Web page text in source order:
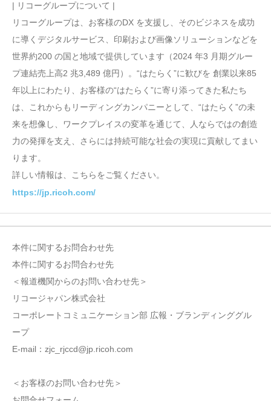
| リコーグループについて |
リコーグループは、お客様のDX を支援し、そのビジネスを成功
に導くデジタルサービス、印刷および画像ソリューションなどを
世界約200 の国と地域で提供しています（2024 年3 月期グルー
プ連結売上高2 兆3,489 億円）。“はたらく”に歓びを 創業以来85
年以上にわたり、お客様の“はたらく”に寄り添ってきた私たち
は、これからもリーディングカンパニーとして、“はたらく”の未
来を想像し、ワークプレイスの変革を通じて、人ならではの創造
力の発揮を支え、さらには持続可能な社会の実現に貢献してまい
ります。
詳しい情報は、こちらをご覧ください。
https://jp.ricoh.com/
本件に関するお問合わせ先
本件に関するお問合わせ先
＜報道機関からのお問い合わせ先＞
リコージャパン株式会社
コーポレートコミュニケーション部 広報・ブランディンググル
ープ
E-mail：zjc_rjccd@jp.ricoh.com
＜お客様のお問い合わせ先＞